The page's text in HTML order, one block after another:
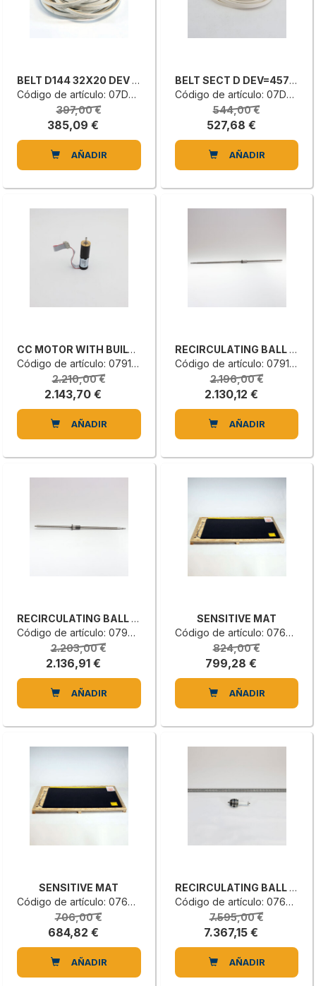
BELT D144 32X20 DEV 3658
Código de artículo: 07D0300020E
397,00 €
385,09 €
AÑADIR
BELT SECT D DEV=4572 32X20 70SH
Código de artículo: 07D0100012F
544,00 €
527,68 €
AÑADIR
CC MOTOR WITH BUILT-IN REDUCER
Código de artículo: 0791382106F
2.210,00 €
2.143,70 €
AÑADIR
RECIRCULATING BALL SCREW
Código de artículo: 0791112020E
2.196,00 €
2.130,12 €
AÑADIR
RECIRCULATING BALL SCREW
Código de artículo: 0790514004F
2.203,00 €
2.136,91 €
AÑADIR
SENSITIVE MAT
Código de artículo: 0766260003G
824,00 €
799,28 €
AÑADIR
SENSITIVE MAT
Código de artículo: 0766260001C
706,00 €
684,82 €
AÑADIR
RECIRCULATING BALL SCREW
Código de artículo: 0766110295D
7.595,00 €
7.367,15 €
AÑADIR